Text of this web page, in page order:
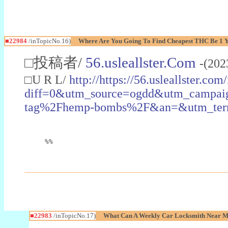
■22984 /inTopicNo.16) Where Are You Going To Find Cheapest THC Be 1
□投稿者/ 56.usleallster.Com -
□U R L/ http://https://
tag%2Fhemp-
%%
■22983 /inTopicNo.17) What Can A Weekly Car Locksmith Near